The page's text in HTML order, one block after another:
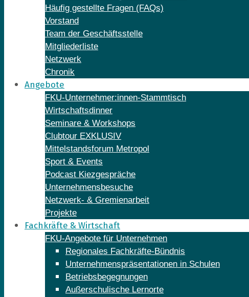
Häufig gestellte Fragen (FAQs)
Vorstand
Team der Geschäftsstelle
Mitgliederliste
Netzwerk
Chronik
Angebote
FKU-Unternehmer:innen-Stammtisch
Wirtschaftsdinner
Seminare & Workshops
Clubtour EXKLUSIV
Mittelstandsforum Metropol
Sport & Events
Podcast Kiezgespräche
Unternehmensbesuche
Netzwerk- & Gremienarbeit
Projekte
Fachkräfte & Wirtschaft
FKU-Angebote für Unternehmen
Regionales Fachkräfte-Bündnis
Unternehmenspräsentationen in Schulen
Betriebsbegegnungen
Außerschulische Lernorte